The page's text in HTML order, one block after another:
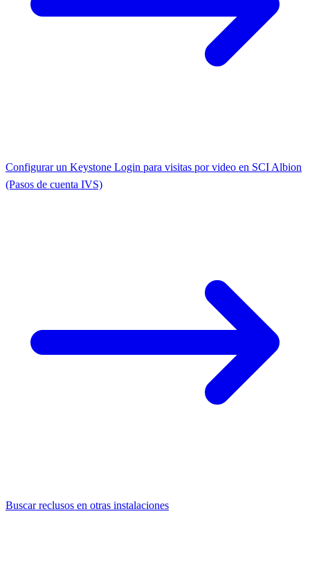
Configurar un Keystone Login para visitas por video en SCI Albion
(Pasos de cuenta IVS)
Buscar reclusos en otras instalaciones